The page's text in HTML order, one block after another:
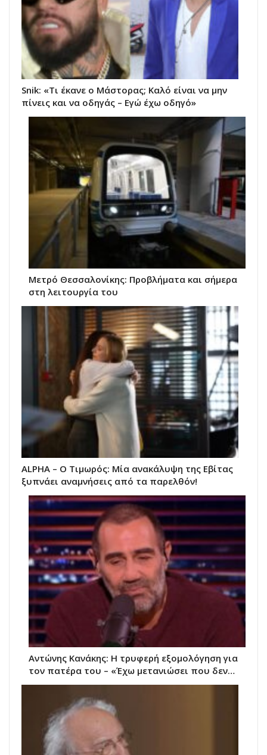
Snik: «Τι έκανε ο Μάστορας; Καλό είναι να μην
πίνεις και να οδηγάς – Εγώ έχω οδηγό»
Μετρό Θεσσαλονίκης: Προβλήματα και σήμερα
στη λειτουργία του
ALPHA – Ο Τιμωρός: Μία ανακάλυψη της Εβίτας
ξυπνάει αναμνήσεις από τα παρελθόν!
Αντώνης Κανάκης: Η τρυφερή εξομολόγηση για
τον πατέρα του – «Έχω μετανιώσει που δεν…